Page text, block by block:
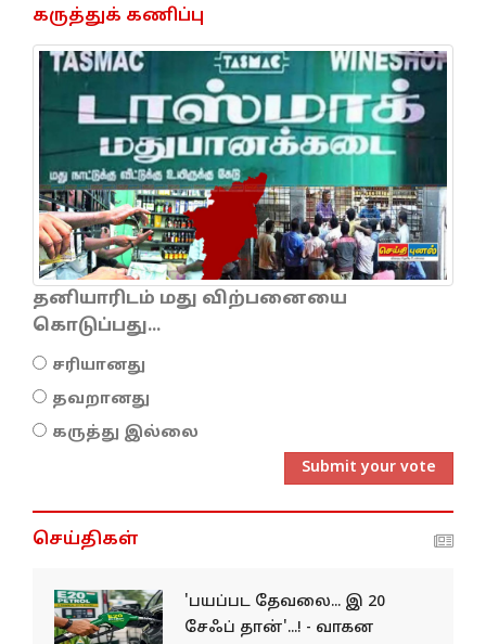
கருத்துக் கணிப்பு
தனியாரிடம் மது விற்பனையை
கொடுப்பது...
சரியானது
தவறானது
கருத்து இல்லை
Submit your vote
செய்திகள்
'பயப்பட தேவலை... இ 20
சேஃப் தான்'...! - வாகன